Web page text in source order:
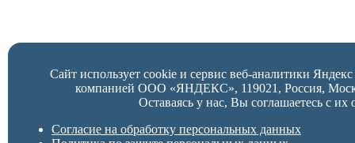
Сайт использует cookie и сервис веб-аналитики
компанией ООО «ЯНДЕКС», 119021, Россия,
Оставаясь у нас, Вы соглашаетесь с их
Согласие на обработку персональных данных